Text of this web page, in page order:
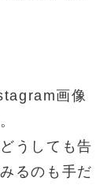
画像
うしても告
るのも手だ